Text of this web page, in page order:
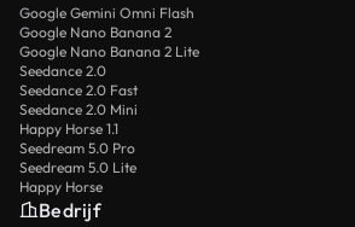
Google Gemini Omni Flash
Google Nano Banana 2
Google Nano Banana 2 Lite
Seedance 2.0
Seedance 2.0 Fast
Seedance 2.0 Mini
Happy Horse 1.1
Seedream 5.0 Pro
Seedream 5.0 Lite
Happy Horse
Bedrijf